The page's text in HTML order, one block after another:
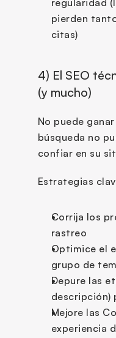
pierden
citas)
4) El SEO
(y mucho)
No puede
búsqueda no
confiar en su
Estrategias
Corrija los
rastreo
Optimice el
grupo de
Depure las
descripción)
Mejore las
experiencia